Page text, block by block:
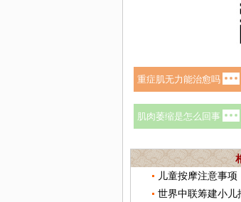
儿童按摩注意事项
世界中联筹建小儿